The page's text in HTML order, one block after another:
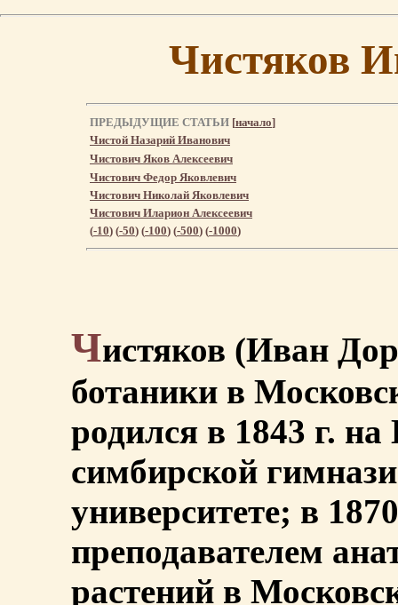
Чистяков
ПРЕДЫДУЩИЕ СТАТЬИ [начало]
Чистой Назарий Иванович
Чистович Яков Алексеевич
Чистович Федор Яковлевич
Чистович Николай Яковлевич
Чистович Иларион Алексеевич
(-10) (-50) (-100) (-500) (-1000)
Чистяков (Иван
ботаники в
родился в 1843 г.
симбирской
университете; в
преподавателем
растений в